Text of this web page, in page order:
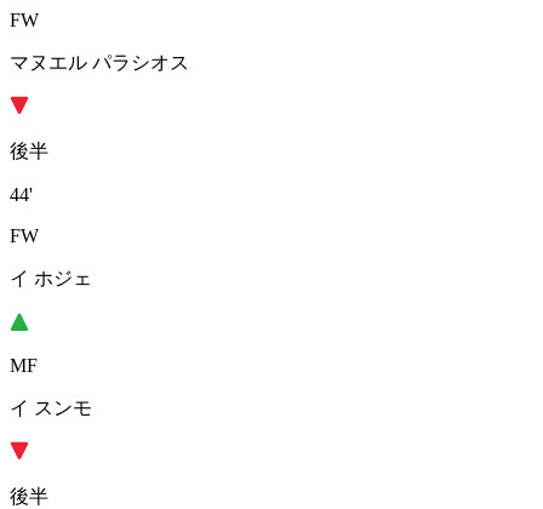
FW
マヌエル パラシオス
後半
44'
FW
イ ホジェ
MF
イ スンモ
後半